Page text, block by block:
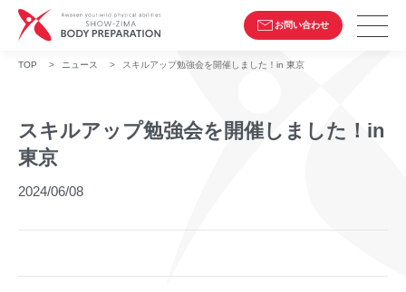
お問い合わせ
TOP > ニュース > スキルアップ勉強会を開催しました！in 東京
スキルアップ勉強会を開催しました！in
東京
2024/06/08